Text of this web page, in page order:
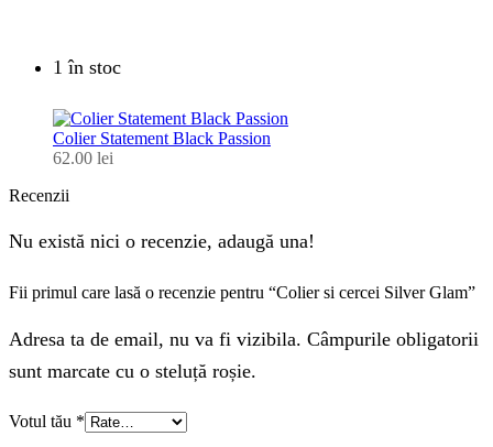
1 în stoc
Colier Statement Black Passion
62.00 lei
Recenzii
Nu există nici o recenzie, adaugă una!
Fii primul care lasă o recenzie pentru “Colier si cercei Silver Glam”
Adresa ta de email, nu va fi vizibila. Câmpurile obligatorii
sunt marcate cu o steluță roșie.
Votul tău *